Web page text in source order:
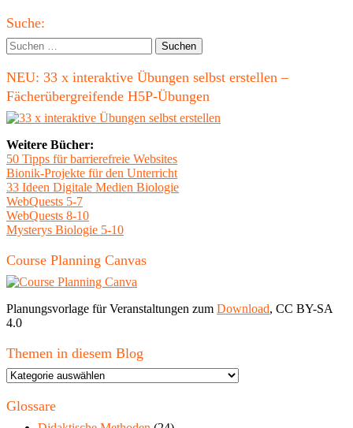
Haupt-
Seitenleiste
Suche:
Suchen
nach:
NEU: 33 x interaktive Übungen selbst erstellen –
Fächerübergreifende H5P-Übungen
Weitere Bücher:
50 Tipps für barrierefreie Websites
Bionik-Projekte für den Unterricht
33 Ideen Digitale Medien Biologie
WebQuests 5-7
WebQuests 8-10
Mysterys Biologie 5-10
Course Planning Canvas
Planungsvorlage für Veranstaltungen zum Download, CC BY-SA
4.0
Themen in diesem Blog
Themen
diesem
Glossare